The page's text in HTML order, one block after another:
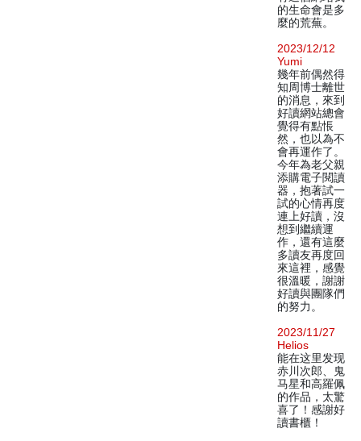
的生命會是多
麼的荒蕪。
2023/12/12
Yumi
幾年前偶然得
知周博士離世
的消息，來到
好讀網站總會
覺得有點悵
然，也以為不
會再運作了。
今年為老父親
添購電子閱讀
器，抱著試一
試的心情再度
連上好讀，沒
想到繼續運
作，還有這麼
多讀友再度回
來這裡，感覺
很溫暖，謝謝
好讀與團隊們
的努力。
2023/11/27
Helios
能在这里发现
赤川次郎、鬼
马星和高羅佩
的作品，太驚
喜了！感謝好
讀書櫃！